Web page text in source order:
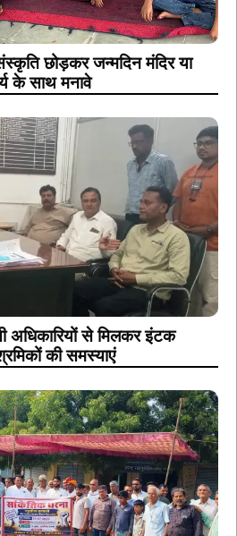
छोड़कर जन्मदिन मंदिर या
के साथ मनावे
से मिलकर इंटक
की समस्याएं